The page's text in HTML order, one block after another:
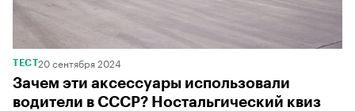
ТЕСТ20 сентября 2024
Зачем эти аксессуары использовали
водители в СССР? Ностальгический квиз